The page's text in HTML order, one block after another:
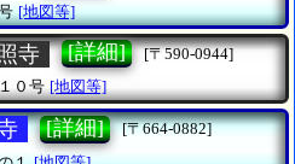
[地図等]
寺 [詳細]
[〒590-0944]
０号 [地図等]
[詳細]
[〒664-0882]